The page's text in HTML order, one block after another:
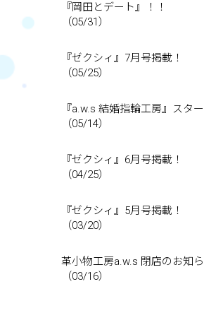
『岡田とデート』！！
（05/31）
『ゼクシィ』7月号掲載！
（05/25）
『a.w.s 結婚指輪工房』スター
（05/14）
『ゼクシィ』6月号掲載！
（04/25）
『ゼクシィ』5月号掲載！
（03/20）
革小物工房a.w.s 閉店のお知ら
（03/16）